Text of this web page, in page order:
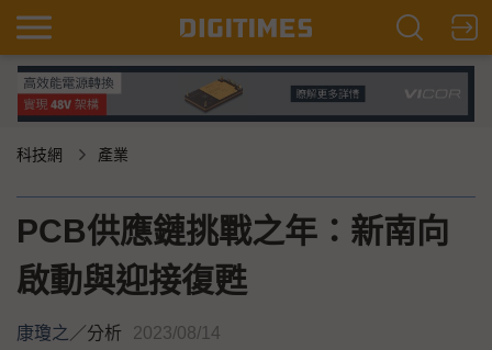
科技網 產業
PCB供應鏈挑戰之年：新南向
啟動與迎接復甦
康瓊之 ／分析 2023/08/14